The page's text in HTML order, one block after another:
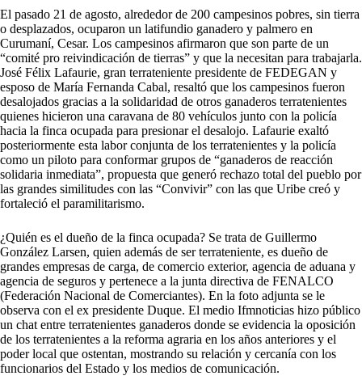
El pasado 21 de agosto, alrededor de 200 campesinos pobres, sin tierra
o desplazados, ocuparon un latifundio ganadero y palmero en
Curumaní, Cesar. Los campesinos afirmaron que son parte de un
“comité pro reivindicación de tierras” y que la necesitan para trabajarla.
José Félix Lafaurie, gran terrateniente presidente de FEDEGAN y
esposo de María Fernanda Cabal, resaltó que los campesinos fueron
desalojados gracias a la solidaridad de otros ganaderos terratenientes
quienes hicieron una caravana de 80 vehículos junto con la policía
hacia la finca ocupada para presionar el desalojo. Lafaurie exaltó
posteriormente esta labor conjunta de los terratenientes y la policía
como un piloto para conformar grupos de “ganaderos de reacción
solidaria inmediata”, propuesta que generó rechazo total del pueblo por
las grandes similitudes con las “Convivir” con las que Uribe creó y
fortaleció el paramilitarismo.
¿Quién es el dueño de la finca ocupada? Se trata de Guillermo
González Larsen, quien además de ser terrateniente, es dueño de
grandes empresas de carga, de comercio exterior, agencia de aduana y
agencia de seguros y pertenece a la junta directiva de FENALCO
(Federación Nacional de Comerciantes). En la foto adjunta se le
observa con el ex presidente Duque. El medio Ifmnoticias hizo público
un chat entre terratenientes ganaderos donde se evidencia la oposición
de los terratenientes a la reforma agraria en los años anteriores y el
poder local que ostentan, mostrando su relación y cercanía con los
funcionarios del Estado y los medios de comunicación.